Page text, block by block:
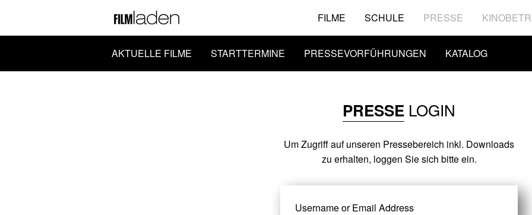
FILME SCHULE PRESSE
AKTUELLE FILME STARTTERMINE PRESSEVORFÜHRUNGEN KATALOG
PRESSE LOGIN
Um Zugriff auf unseren Pressebereich inkl. Downloads
zu erhalten, loggen Sie sich bitte ein.
Username or Email Address